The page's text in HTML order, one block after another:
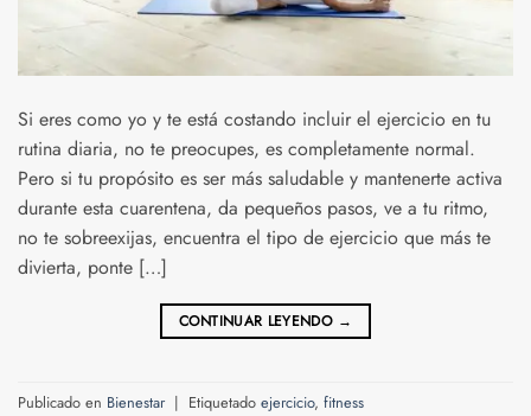
Si eres como yo y te está costando incluir el ejercicio en tu
rutina diaria, no te preocupes, es completamente normal.
Pero si tu propósito es ser más saludable y mantenerte activa
durante esta cuarentena, da pequeños pasos, ve a tu ritmo,
no te sobreexijas, encuentra el tipo de ejercicio que más te
divierta, ponte […]
CONTINUAR LEYENDO →
Publicado en Bienestar | Etiquetado ejercicio, fitness